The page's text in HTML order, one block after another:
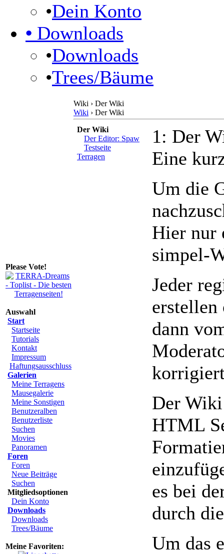
•Dein Konto
• Downloads
•Downloads
•Trees/Bäume
Please Vote!
Auswahl
Start
Startseite
Tutorials
Kontakt
Impressum
Haftungsausschluss
Galerien
Meine Terragens
Mausegalerie
Meine Sonstigen
Benutzeralben
Benutzerliste
Suchen
Movies
Panoramen
Foren
Foren
Neue Beiträge
Suchen
Mitgliedsoptionen
Dein Konto
Downloads
Downloads
Trees/Bäume
Meine Favoriten:
Wiki › Der Wiki
Wiki › Der Wiki
Der Wiki
Der Editor: Spaw
Testseite
Terragen
1: Der
Eine
Um die
Hier nur
simpel-
Jeder
erstellen
dann
Der Wiki
HTML
es bei
durch
Um das